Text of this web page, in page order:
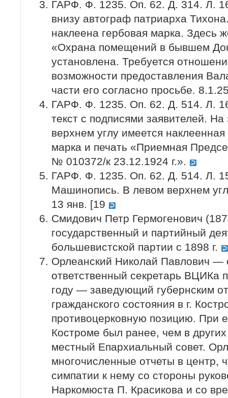
ГАРФ. Ф. 1235. Оп. 62. Д. 314. Л.
внизу автограф патриарха
наклеена гербовая марка. Здесь
«Охрана помещений в бывшем
установлена. Требуется
возможности предоставления
части его согласно просьбе.
ГАРФ. Ф. 1235. Оп. 62. Д. 514. Л.
текст с подписями заявителей.
верхнем углу имеется
марка и печать «Приемная
№ 010372/к 23.12.1924 г.».
ГАРФ. Ф. 1235. Оп. 62. Д. 514. Л.
Машинопись. В левом верхнем
13 янв. [19
Смидович Петр Гермогенович
государственный и партийный
большевистской партии с 1898 г.
Орлеанский Николай Павлович —
ответственный секретарь ВЦИКа
году — заведующий губернским
гражданского состояния в г.
противоцерковную позицию. При
Костроме был ранее, чем в
местный Епархиальный совет.
многочисленные отчеты в центр,
симпатии к нему со стороны
Наркомюста П. Красикова и со